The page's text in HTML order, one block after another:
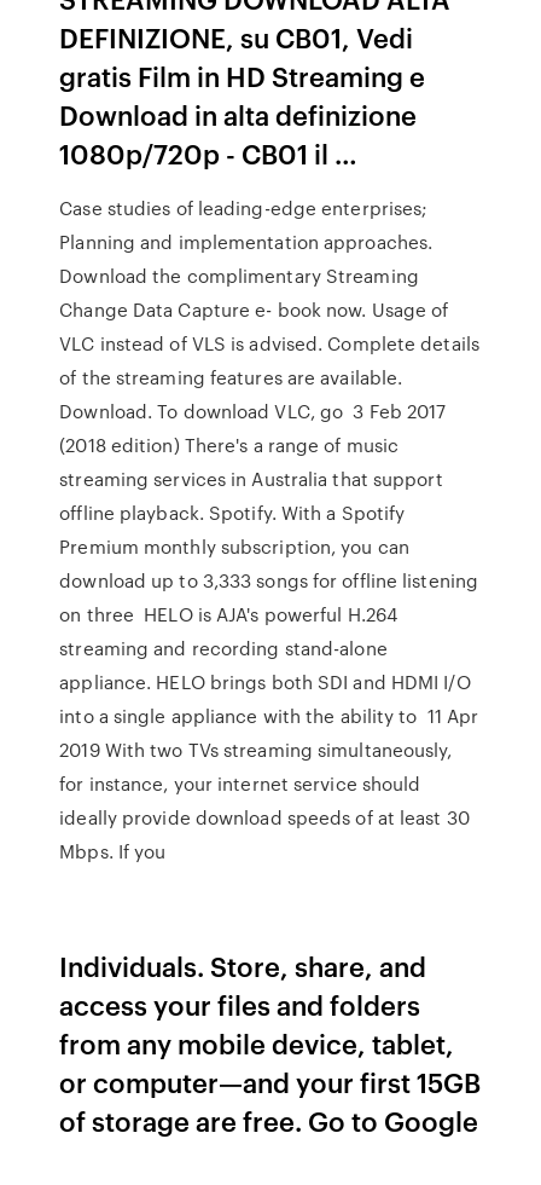
DEFINIZIONE, su CB01, Vedi
gratis Film in HD Streaming e
Download in alta definizione
1080p/720p - CB01 il …
Case studies of leading-edge enterprises;
Planning and implementation approaches.
Download the complimentary Streaming
Change Data Capture e- book now. Usage of
VLC instead of VLS is advised. Complete details
of the streaming features are available.
Download. To download VLC, go 3 Feb 2017
(2018 edition) There's a range of music
streaming services in Australia that support
offline playback. Spotify. With a Spotify
Premium monthly subscription, you can
download up to 3,333 songs for offline listening
on three HELO is AJA's powerful H.264
streaming and recording stand-alone
appliance. HELO brings both SDI and HDMI I/O
into a single appliance with the ability to 11 Apr
2019 With two TVs streaming simultaneously,
for instance, your internet service should
ideally provide download speeds of at least 30
Mbps. If you
Individuals. Store, share, and
access your files and folders
from any mobile device, tablet,
or computer—and your first 15GB
of storage are free. Go to Google